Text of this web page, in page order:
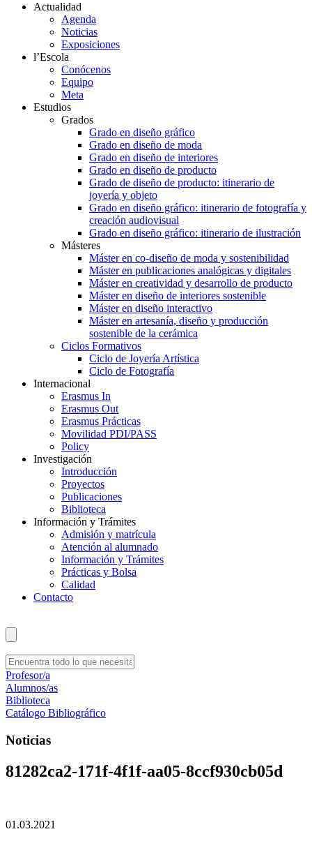
Actualidad
Agenda
Noticias
Exposiciones
l’Escola
Conócenos
Equipo
Meta
Estudios
Grados
Grado en diseño gráfico
Grado en diseño de moda
Grado en diseño de interiores
Grado en diseño de producto
Grado de diseño de producto: itinerario de
joyería y objeto
Grado en diseño gráfico: itinerario de fotografía y
creación audiovisual
Grado en diseño gráfico: itinerario de ilustración
Másteres
Máster en co-diseño de moda y sostenibilidad
Máster en publicaciones analógicas y digitales
Máster en creatividad y desarrollo de producto
Máster en diseño de interiores sostenible
Máster en diseño interactivo
Máster en artesanía, diseño y producción
sostenible de la cerámica
Ciclos Formativos
Ciclo de Joyería Artística
Ciclo de Fotografía
Internacional
Erasmus In
Erasmus Out
Erasmus Prácticas
Movilidad PDI/PASS
Policy
Investigación
Introducción
Proyectos
Publicaciones
Biblioteca
Información y Trámites
Admisión y matrícula
Atención al alumnado
Información y Trámites
Prácticas y Bolsa
Calidad
Contacto
Profesor/a
Alumnos/as
Biblioteca
Catálogo Bibliográfico
Noticias
81282ca2-171f-4f1f-aa05-8ccf930cb05d
01.03.2021